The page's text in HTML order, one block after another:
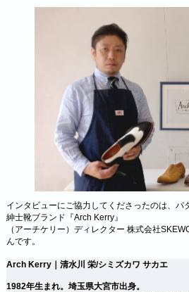
インタビューにご協力してくださったのは、パ
紳士靴ブランド『Arch Kerry』
（アーチケリー）ディレクター 株式会社
んです。
Arch Kerry｜清水川 栄/シミズカワ サカエ
1982年生まれ。埼玉県大宮市出身。